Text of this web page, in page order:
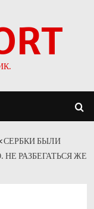
БЫЛИ
РАЗБЕГАТЬСЯ ЖЕ